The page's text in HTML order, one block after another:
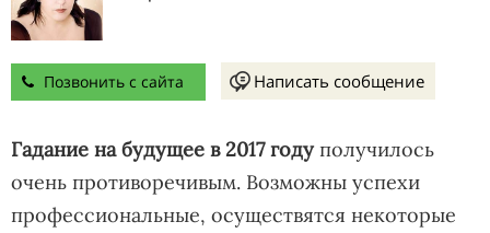
Позвонить с сайта Написать сообщение
Гадание на будущее в 2017 годуполучилось
очень противоречивым. Возможны успехи
профессиональные, осуществятся некоторые